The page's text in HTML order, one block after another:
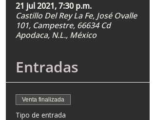
21 jul 2021, 7:30 p.m.
Castillo Del Rey La Fe, José Ovalle
101, Campestre, 66634 Cd
Apodaca, N.L., México
Entradas
Venta finalizada
Tipo de entrada